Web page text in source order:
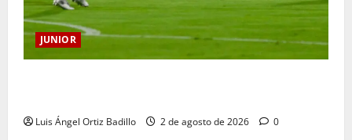
JUNIOR
Luis Ángel Ortiz Badillo 2 de agosto de 2026 0